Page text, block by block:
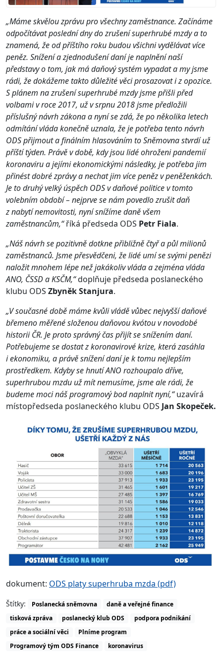
„Máme skvělou zprávu pro všechny zaměstnance. Začínáme
odpočítávat poslední dny do zrušení superhrubé mzdy a to
znamená, že od příštího roku budou všichni vydělávat více
peněz. Snížení a zjednodušení daní je naplnění naší
představy o tom, jak má daňový systém vypadat a my jsme
rádi, že dokážeme takto důležité věci prosazovat i z opozice.
S plánem na zrušení superhrubé mzdy jsme přišli před
volbami v roce 2017, už v srpnu 2018 jsme předložili
příslušný návrh zákona a nyní se zdá, že po několika letech
odmítání vláda konečně uznala, že je potřeba tento návrh
ODS přijmout a finálním hlasováním to Sněmovna stvrdí už
příští týden. Právě v době, kdy jsou lidé ohroženi pandemií
koronaviru a jejími ekonomickými následky, je potřeba jim
přinést dobré zprávy a nechat jim více peněz v peněženkách.
Je to druhý velký úspěch ODS v daňové politice v tomto
volebním období – nejprve se nám povedlo zrušit daň
z nabytí nemovitosti, nyní snížíme daně všem
zaměstnancům,“říká předseda ODS Petr Fiala.
„Náš návrh se pozitivně dotkne přibližně čtyř a půl milionů
zaměstnanců. Jsme přesvědčeni, že lidé umí se svými penězi
naložit mnohem lépe než jakákoliv vláda a zejména vláda
ANO, ČSSD a KSČM,“doplňuje předseda poslaneckého
klubu ODS Zbyněk Stanjura.
„V současné době máme kvůli vládě vůbec nejvyšší daňové
břemeno měřené složenou daňovou kvótou v novodobé
historii ČR. Je proto správný čas přijít se snížením daní.
Potřebujeme se dostat z koronavirové krize, která zasáhla
i ekonomiku, a právě snížení daní je k tomu nejlepším
prostředkem. Kdyby se hnutí ANO rozhoupalo dříve,
superhrubou mzdu už mít nemusíme, jsme ale rádi, že
budeme moci náš programový bod naplnit nyní,“uzavírá
místopředseda poslaneckého klubu ODS Jan Skopeček.
dokument: ODS platy superhruba mzda (pdf)
Štítky: Poslanecká sněmovna
daně a veřejné finance
tisková zpráva
poslanecký klub ODS
podpora podnikání
práce a sociální věci
Plníme program
Programový tým ODS Finance
koronavirus